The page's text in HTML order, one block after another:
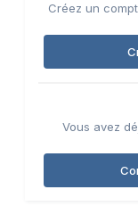
Créez un
Vous avez